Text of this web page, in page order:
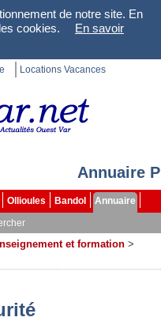
de notre site. En
cookies.
En savoir
Locations Vacances
Annuaire
Ollioules Bandol
Annuaire
et formation >